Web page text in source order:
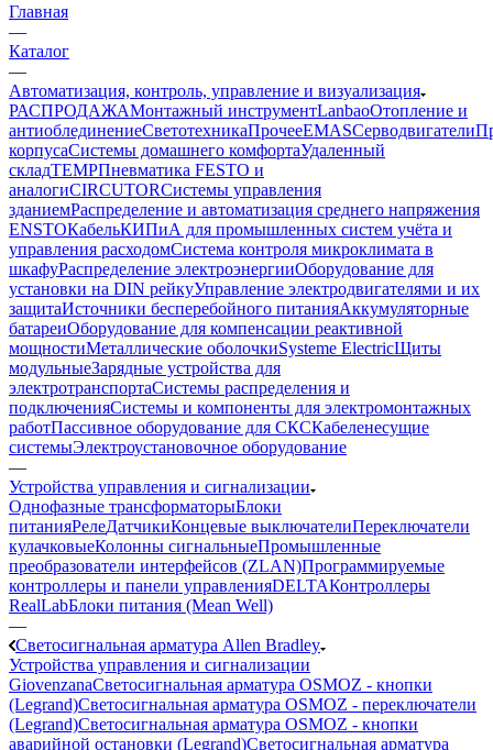
Главная
—
Каталог
—
Автоматизация, контроль, управление и визуализация
РАСПРОДАЖАМонтажный инструментLanbaoОтопление и
антиоблединениеСветотехникаПрочееEMASCерводвигатели
корпусаСистемы домашнего комфортаУдаленный
складTEMPПневматика FESTO и
аналогиCIRCUTORСистемы управления
зданиемРаспределение и автоматизация среднего напряжения
ENSTOКабельКИПиА для промышленных систем учёта и
управления расходомСистема контроля микроклимата в
шкафуРаспределение электроэнергииОборудование для
установки на DIN рейкуУправление электродвигателями и их
защитаИсточники бесперебойного питанияАккумуляторные
батареиОборудование для компенсации реактивной
мощностиМеталлические оболочкиSysteme ElectricЩиты
модульныеЗарядные устройства для
электротранспортаСистемы распределения и
подключенияСистемы и компоненты для электромонтажных
работПассивное оборудование для СКСКабеленесущие
системыЭлектроустановочное оборудование
—
Устройства управления и сигнализации
Однофазные трансформаторыБлоки
питанияРелеДатчикиКонцевые выключателиПереключатели
кулачковыеКолонны сигнальныеПромышленные
преобразователи интерфейсов (ZLAN)Программируемые
контроллеры и панели управленияDELTAКонтроллеры
RealLabБлоки питания (Mean Well)
—
Светосигнальная арматура Allen Bradley
Устройства управления и сигнализации
GiovenzanaСветосигнальная арматура OSMOZ - кнопки
(Legrand)Светосигнальная арматура OSMOZ - переключатели
(Legrand)Светосигнальная арматура OSMOZ - кнопки
аварийной остановки (Legrand)Светосигнальная арматура